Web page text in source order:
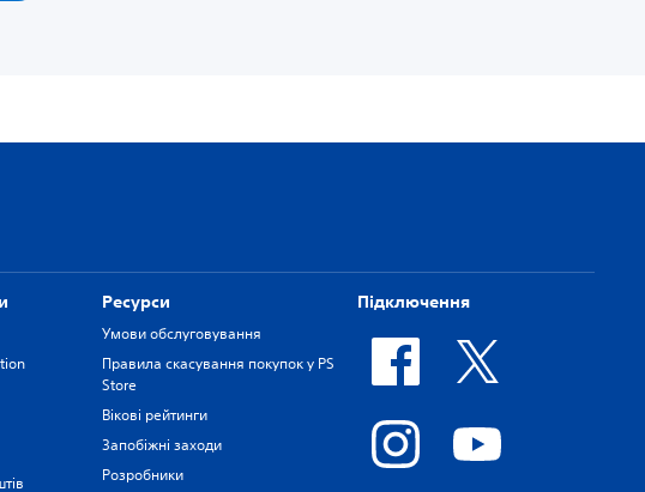
Ресурси
Умови обслуговування
Правила скасування покупок у PS
Store
Вікові рейтинги
Запобіжні заходи
Розробники
Підключення